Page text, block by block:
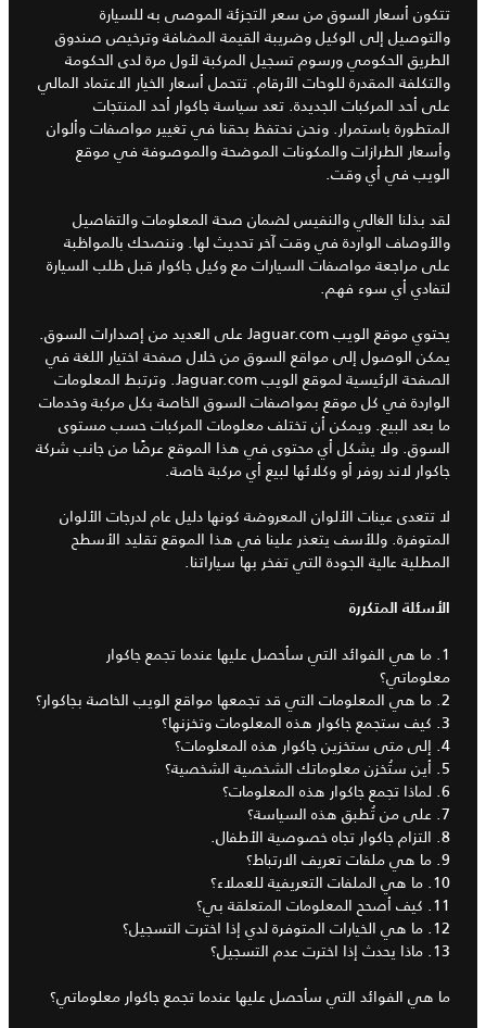
تتكون أسعار السوق من سعر التجزئة الموصى به للسيارة
والتوصيل إلى الوكيل وضريبة القيمة المضافة وترخيص صندوق
الطريق الحكومي ورسوم تسجيل المركبة لأول مرة لدى الحكومة
والتكلفة المقدرة للوحات الأرقام. تتحمل أسعار الخيار الاعتماد المالي
على أحد المركبات الجديدة. تعد سياسة جاكوار أحد المنتجات
المتطورة باستمرار. ونحن نحتفظ بحقنا في تغيير مواصفات وألوان
وأسعار الطرازات والمكونات الموضحة والموصوفة في موقع
الويب في أي وقت.
لقد بذلنا الغالي والنفيس لضمان صحة المعلومات والتفاصيل
والأوصاف الواردة في وقت آخر تحديث لها. وننصحك بالمواظبة
على مراجعة مواصفات السيارات مع وكيل جاكوار قبل طلب السيارة
لتفادي أي سوء فهم.
يحتوي موقع الويب Jaguar.com على العديد من إصدارات السوق.
يمكن الوصول إلى مواقع السوق من خلال صفحة اختيار اللغة في
الصفحة الرئيسية لموقع الويب Jaguar.com. وترتبط المعلومات
الواردة في كل موقع بمواصفات السوق الخاصة بكل مركبة وخدمات
ما بعد البيع. ويمكن أن تختلف معلومات المركبات حسب مستوى
السوق. ولا يشكل أي محتوى في هذا الموقع عرضًا من جانب شركة
جاكوار لاند روفر أو وكلائها لبيع أي مركبة خاصة.
لا تتعدى عينات الألوان المعروضة كونها دليل عام لدرجات الألوان
المتوفرة. وللأسف يتعذر علينا في هذا الموقع تقليد الأسطح
المطلية عالية الجودة التي تفخر بها سياراتنا.
الأسئلة المتكررة
1. ما هي الفوائد التي سأحصل عليها عندما تجمع جاكوار
معلوماتي؟
2. ما هي المعلومات التي قد تجمعها مواقع الويب الخاصة بجاكوار؟
3. كيف ستجمع جاكوار هذه المعلومات وتخزنها؟
4. إلى متى ستخزين جاكوار هذه المعلومات؟
5. أين ستُخزن معلوماتك الشخصية الشخصية؟
6. لماذا تجمع جاكوار هذه المعلومات؟
7. على من تُطبق هذه السياسة؟
8. التزام جاكوار تجاه خصوصية الأطفال.
9. ما هي ملفات تعريف الارتباط؟
10. ما هي الملفات التعريفية للعملاء؟
11. كيف أصحح المعلومات المتعلقة بي؟
12. ما هي الخيارات المتوفرة لدي إذا اخترت التسجيل؟
13. ماذا يحدث إذا اخترت عدم التسجيل؟
ما هي الفوائد التي سأحصل عليها عندما تجمع جاكوار معلوماتي؟